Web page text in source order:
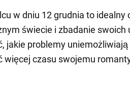
w dniu 12 grudnia to idealny
świecie i zbadanie swoich
jakie problemy
więcej czasu swojemu